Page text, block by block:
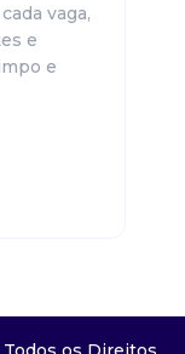
vaga,
e
e